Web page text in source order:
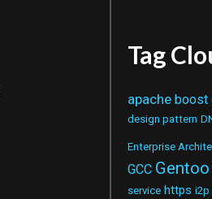
Tag
apache boost
design pattern
Enterprise
GCC Gentoo
service https i2p